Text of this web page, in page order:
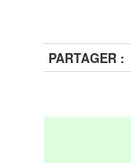
PARTAGER :